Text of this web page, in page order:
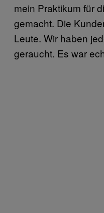
mein Praktikum für
gemacht. Die
Leute. Wir haben
geraucht. Es war